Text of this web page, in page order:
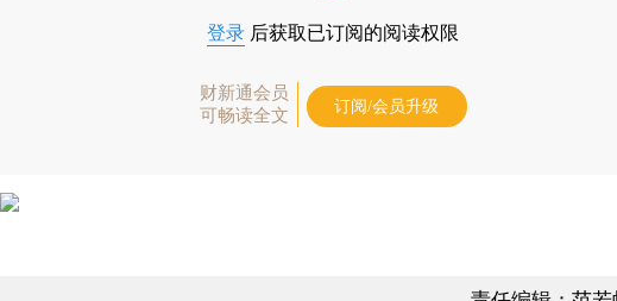
登录 后获取已订阅的阅读权限
财新通会员
可畅读全文
订阅/会员升级